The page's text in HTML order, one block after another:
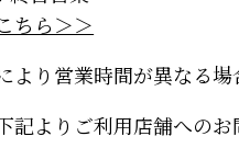
ちら＞＞
より営業時間が異なる場
記よりご利用店舗への